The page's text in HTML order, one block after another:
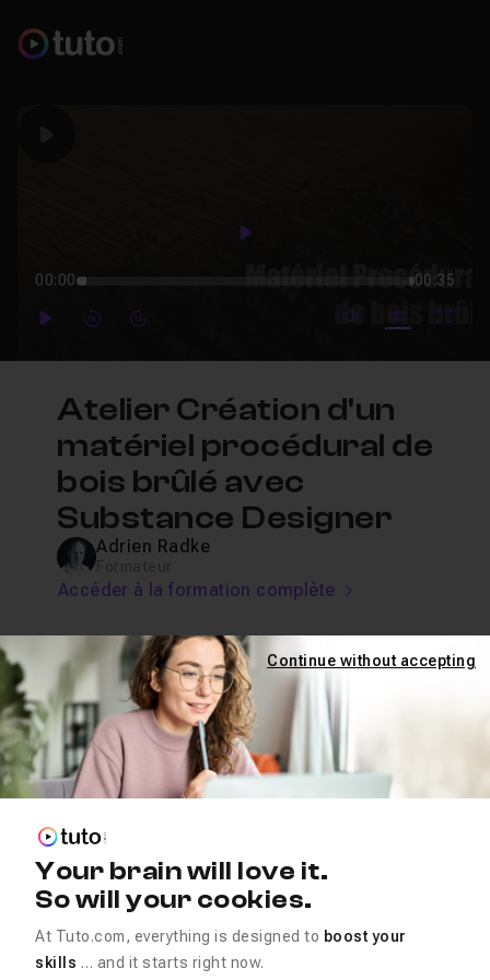
Play
00:00 00:35
PlayForwardForward mute video
Subtitles
Atelier Création d'un
matériel procédural de
bois brûlé avec
Substance Designer
Adrien Radke
Accéder à la formation complète